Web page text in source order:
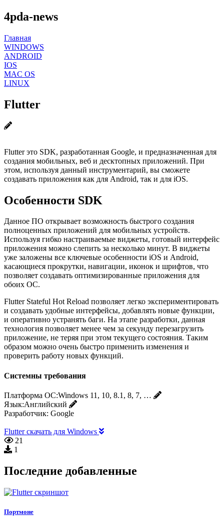
4pda-news
Главная
WINDOWS
ANDROID
IOS
MAC OS
LINUX
Flutter
Flutter это SDK, разработанная Google, и предназначенная для
создания мобильных, веб и десктопных приложений. При
этом, используя данный инструментарий, вы сможете
создавать приложения как для Android, так и для iOS.
Особенности SDK
Данное ПО открывает возможность быстрого создания
полноценных приложений для мобильных устройств.
Используя гибко настраиваемые виджеты, готовый интерфейс
приложения можно слепить за несколько минут. В виджеты
уже заложены все ключевые особенности iOS и Android,
касающиеся прокрутки, навигации, иконок и шрифтов, что
позволяет создавать оптимизированные приложения для
обоих ОС.
Flutter Stateful Hot Reload позволяет легко экспериментировать
и создавать удобные интерфейсы, добавлять новые функции,
и оперативно устранять баги. На этапе разработки, данная
технология позволяет менее чем за секунду перезагрузить
приложение, не теряя при этом текущего состояния. Таким
образом можно очень быстро применить изменения и
проверить работу новых функций.
Системны требования
Платформа ОС:Windows 11, 10, 8.1, 8, 7, …
Язык:Английский
Разработчик: Google
Flutter скачать для Windows
21
1
Последние добавленные
Портмоне